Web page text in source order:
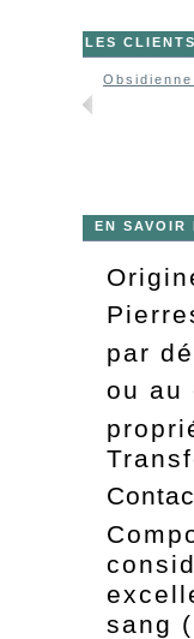
LES
EN SAVOIR
par
ou au
sang